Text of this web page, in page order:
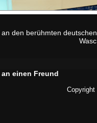
den berühmten
einen Freund